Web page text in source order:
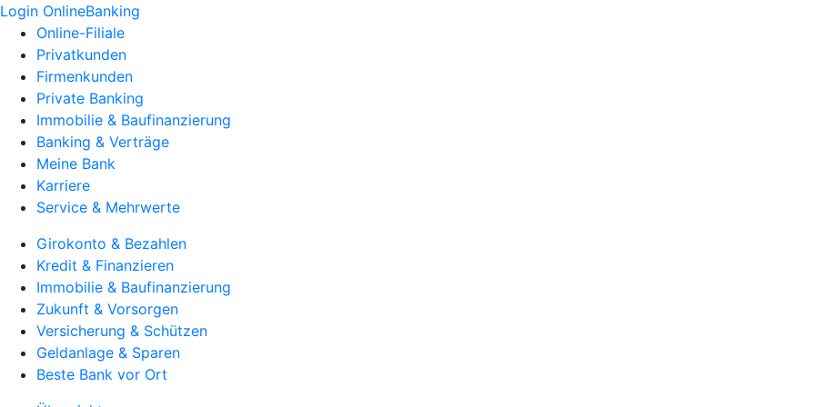
Login OnlineBanking
Online-Filiale
Privatkunden
Firmenkunden
Private Banking
Immobilie & Baufinanzierung
Banking & Verträge
Meine Bank
Karriere
Service & Mehrwerte
Girokonto & Bezahlen
Kredit & Finanzieren
Immobilie & Baufinanzierung
Zukunft & Vorsorgen
Versicherung & Schützen
Geldanlage & Sparen
Beste Bank vor Ort